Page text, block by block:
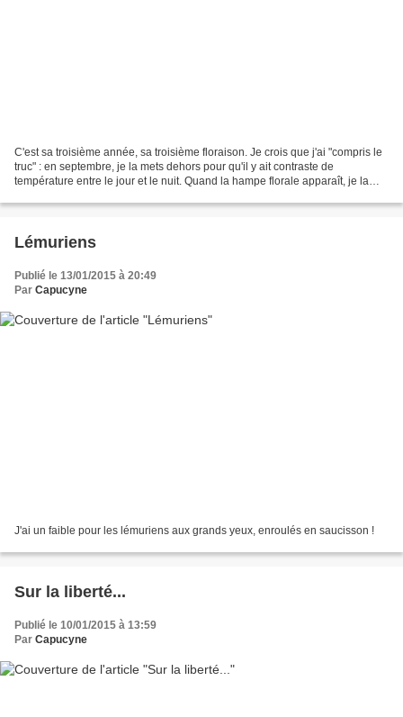
C'est sa troisième année, sa troisième floraison. Je crois que j'ai "compris le
truc" : en septembre, je la mets dehors pour qu'il y ait contraste de
température entre le jour et le nuit. Quand la hampe florale apparaît, je la
Lémuriens
Publié le 13/01/2015 à 20:49
Par Capucyne
J'ai un faible pour les lémuriens aux grands yeux, enroulés en saucisson !
Sur la liberté...
Publié le 10/01/2015 à 13:59
Par Capucyne